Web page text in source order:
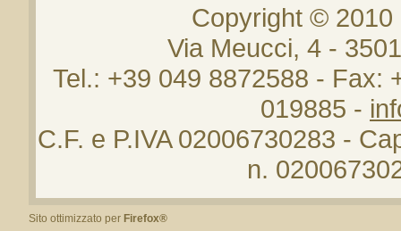
Copyright © 2010
Via Meucci, 4 -
Tel.: +39 049 8872588 - Fax:
019885 -
C.F. e P.IVA 02006730283 -
n.
Sito ottimizzato per Firefox®